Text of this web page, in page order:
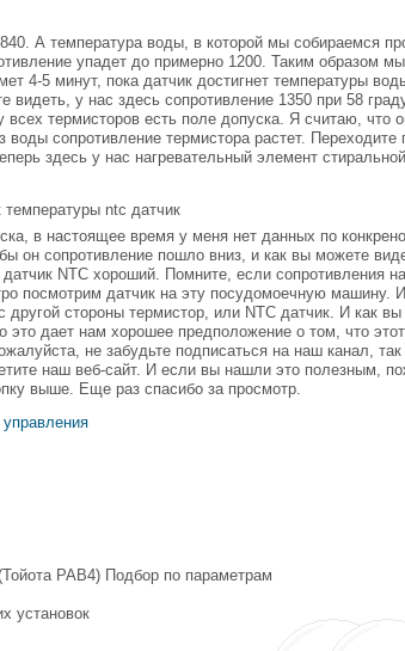
А температура воды, в которой мы собираемся
упадет до примерно 1200. Таким образом
4-5 минут, пока датчик достигнет температуры
у нас здесь сопротивление 1350 при 58
термисторов есть поле допуска. Я считаю, что
сопротивление термистора растет.
здесь у нас нагревательный элемент
в настоящее время у меня нет данных по
он сопротивление пошло вниз, и как вы можете
NTC хороший. Помните, если сопротивления
посмотрим датчик на эту посудомоечную машину.
другой стороны термистор, или NTC датчик. И как
это дает нам хорошее предположение о том, что
не забудьте подписаться на наш канал, так
наш веб-сайт. И если вы нашли это полезным,
выше. Еще раз спасибо за просмотр.
управления
РАВ4) Подбор по параметрам
установок